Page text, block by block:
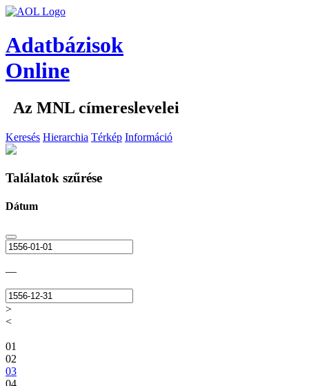
Adatbázisok
Online
Az MNL címereslevelei
Keresés Hierarchia Térkép Információ
Találatok szűrése
Dátum
—
>
<
01
02
03
04